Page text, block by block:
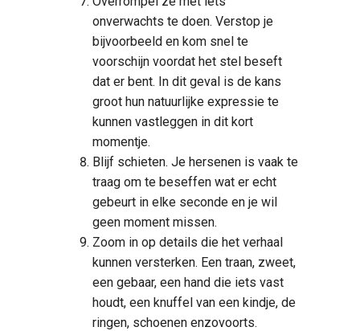
onverwachts te doen. Verstop je
bijvoorbeeld en kom snel te
voorschijn voordat het stel beseft
dat er bent. In dit geval is de kans
groot hun natuurlijke expressie te
kunnen vastleggen in dit kort
momentje.
Blijf schieten. Je hersenen is vaak te
traag om te beseffen wat er echt
gebeurt in elke seconde en je wil
geen moment missen.
Zoom in op details die het verhaal
kunnen versterken. Een traan, zweet,
een gebaar, een hand die iets vast
houdt, een knuffel van een kindje, de
ringen, schoenen enzovoorts.